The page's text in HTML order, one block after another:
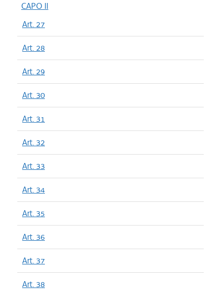
CAPO II
Art. 27
Art. 28
Art. 29
Art. 30
Art. 31
Art. 32
Art. 33
Art. 34
Art. 35
Art. 36
Art. 37
Art. 38